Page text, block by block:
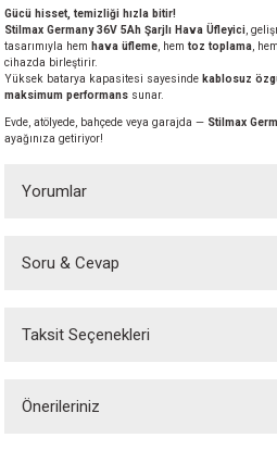
Makinesi
Gücü hisset, temizliği hızla bitir!
Stilmax Germany 36V 5Ah Şarjlı Hava Üfleyici ,
tasarımıyla hem hava üfleme , hem toz toplama ,
cihazda birleştirir.
Yüksek batarya kapasitesi sayesinde kablosuz
maksimum performans sunar.
Evde, atölyede, bahçede veya garajda — Stilmax
ayağınıza getiriyor!
Yorumlar
Soru & Cevap
Ürün hakkında henüz
Taksit Seçenekleri
Önerileriniz